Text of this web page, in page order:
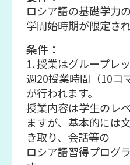
ロシア語の基礎学力
学開始時期が限定され
条件：
1. 授業はグループレ
週20授業時間（10コ
が行われます。
授業内容は学生のレ
ますが、基本的には
き取り、会話等の
ロシア語習得プログ